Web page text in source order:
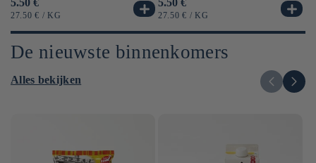
prijs
5.50 €
EENHEIDSPRIJS
27.50 € / PER
KG
prijs
5.50 €
EENHEIDSPRIJS
27.50 € / PER
KG
De nieuwste binnenkomers
Alles bekijken